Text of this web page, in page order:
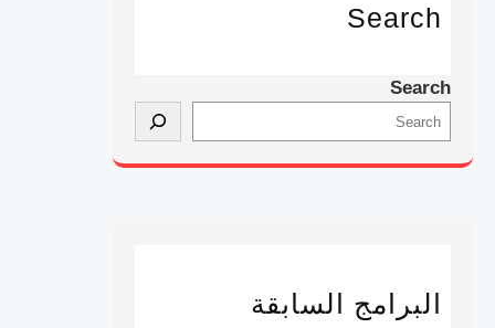
Search
Search
البرامج السابقة